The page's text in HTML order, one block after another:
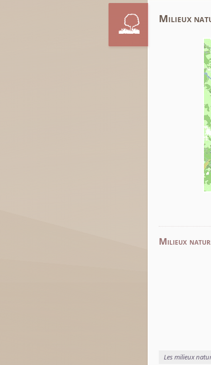
Milieux
Milieux
Les milieux